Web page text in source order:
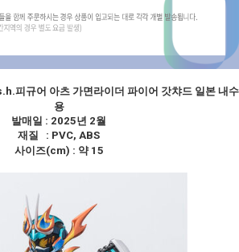
피규어 아츠 가면라이더 파이어 갓챠드 일본 내수
용
발매일 : 2025년 2월
재질 : PVC, ABS
사이즈(cm) : 약 15